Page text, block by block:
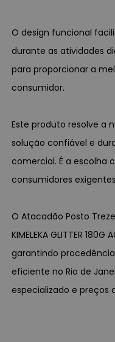
O design funcional
durante as atividades
para proporcionar a
consumidor.
Este produto resolve a
solução confiável e
comercial. É a escolha
consumidores
O Atacadão Posto
KIMELEKA GLITTER 180G
garantindo
eficiente no Rio de
especializado e preços